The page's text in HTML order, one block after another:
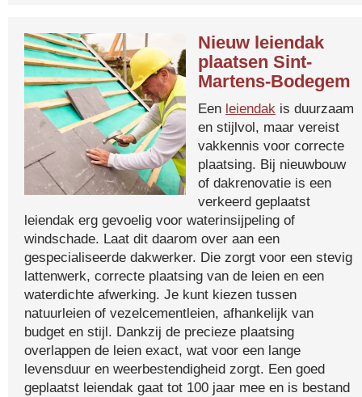
Nieuw leiendak
plaatsen Sint-
Martens-Bodegem
Een leiendak is duurzaam
en stijlvol, maar vereist
vakkennis voor correcte
plaatsing. Bij nieuwbouw
of dakrenovatie is een
verkeerd geplaatst
leiendak erg gevoelig voor waterinsijpeling of
windschade. Laat dit daarom over aan een
gespecialiseerde dakwerker. Die zorgt voor een stevig
lattenwerk, correcte plaatsing van de leien en een
waterdichte afwerking. Je kunt kiezen tussen
natuurleien of vezelcementleien, afhankelijk van
budget en stijl. Dankzij de precieze plaatsing
overlappen de leien exact, wat voor een lange
levensduur en weerbestendigheid zorgt. Een goed
geplaatst leiendak gaat tot 100 jaar mee en is bestand